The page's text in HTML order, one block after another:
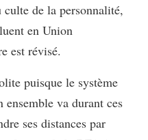
de la personnalité,
en Union
est révisé.
puisque le système
va durant ces
ses distances par